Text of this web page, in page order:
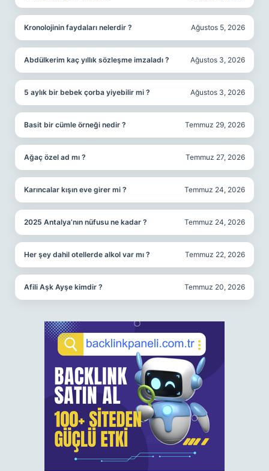
Kronolojinin faydaları nelerdir ? Ağustos 5, 2026
Abdülkerim kaç yıllık sözleşme imzaladı ? Ağustos 3, 2026
5 aylık bir bebek çorba yiyebilir mi ? Ağustos 3, 2026
Basit bir cümle örneği nedir ? Temmuz 29, 2026
Ağaç özel ad mı ? Temmuz 27, 2026
Karıncalar kışın eve girer mi ? Temmuz 24, 2026
2025 Antalya’nın nüfusu ne kadar ? Temmuz 24, 2026
Her şey dahil otellerde alkol var mı ? Temmuz 22, 2026
Afili Aşk Ayşe kimdir ? Temmuz 20, 2026